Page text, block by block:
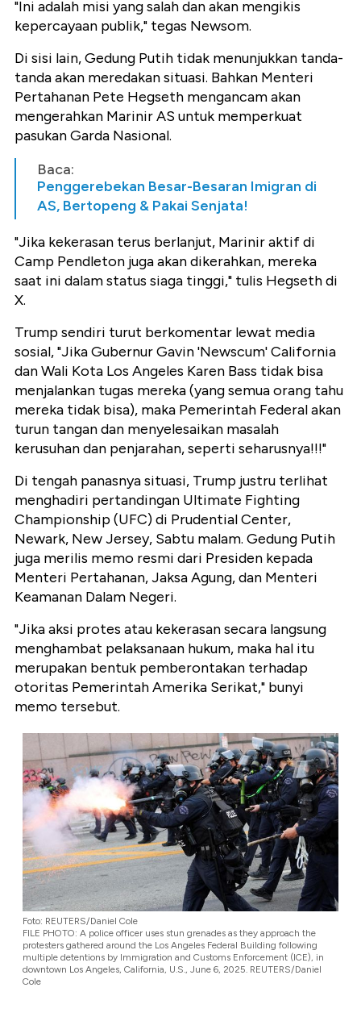
"Ini adalah misi yang salah dan akan mengikis
kepercayaan publik," tegas Newsom.
Di sisi lain, Gedung Putih tidak menunjukkan tanda-
tanda akan meredakan situasi. Bahkan Menteri
Pertahanan Pete Hegseth mengancam akan
mengerahkan Marinir AS untuk memperkuat
pasukan Garda Nasional.
Baca:
Penggerebekan Besar-Besaran Imigran di
AS, Bertopeng & Pakai Senjata!
"Jika kekerasan terus berlanjut, Marinir aktif di
Camp Pendleton juga akan dikerahkan, mereka
saat ini dalam status siaga tinggi," tulis Hegseth di
X.
Trump sendiri turut berkomentar lewat media
sosial, "Jika Gubernur Gavin 'Newscum' California
dan Wali Kota Los Angeles Karen Bass tidak bisa
menjalankan tugas mereka (yang semua orang tahu
mereka tidak bisa), maka Pemerintah Federal akan
turun tangan dan menyelesaikan masalah
kerusuhan dan penjarahan, seperti seharusnya!!!"
Di tengah panasnya situasi, Trump justru terlihat
menghadiri pertandingan Ultimate Fighting
Championship (UFC) di Prudential Center,
Newark, New Jersey, Sabtu malam. Gedung Putih
juga merilis memo resmi dari Presiden kepada
Menteri Pertahanan, Jaksa Agung, dan Menteri
Keamanan Dalam Negeri.
"Jika aksi protes atau kekerasan secara langsung
menghambat pelaksanaan hukum, maka hal itu
merupakan bentuk pemberontakan terhadap
otoritas Pemerintah Amerika Serikat," bunyi
memo tersebut.
Foto: REUTERS/Daniel Cole
FILE PHOTO: A police officer uses stun grenades as they approach the
protesters gathered around the Los Angeles Federal Building following
multiple detentions by Immigration and Customs Enforcement (ICE), in
downtown Los Angeles, California, U.S., June 6, 2025. REUTERS/Daniel
Cole